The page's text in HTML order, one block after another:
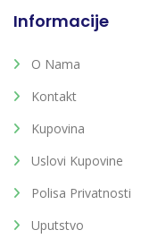
Informacije
O Nama
Kontakt
Kupovina
Uslovi Kupovine
Polisa Privatnosti
Uputstvo